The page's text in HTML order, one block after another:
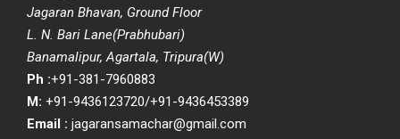
Jagaran Bhavan, Ground Floor
L. N. Bari Lane(Prabhubari)
Banamalipur, Agartala, Tripura(W)
Ph :+91-381-7960883
M: +91-9436123720/+91-9436453389
Email : jagaransamachar@gmail.com